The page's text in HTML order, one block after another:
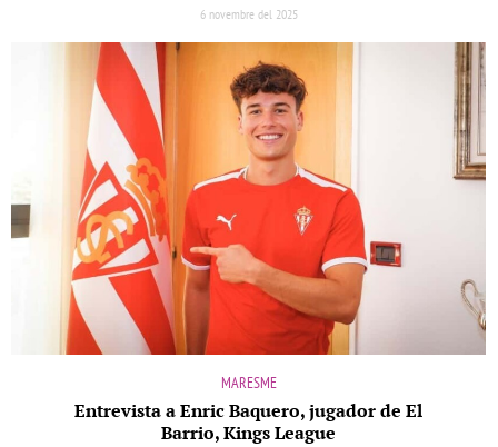
6 novembre del 2025
MARESME
Entrevista a Enric Baquero, jugador de El
Barrio, Kings League